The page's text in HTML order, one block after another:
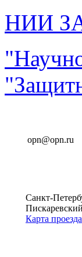
НИИ
opn@opn.ru
Санкт-
Карта проезда